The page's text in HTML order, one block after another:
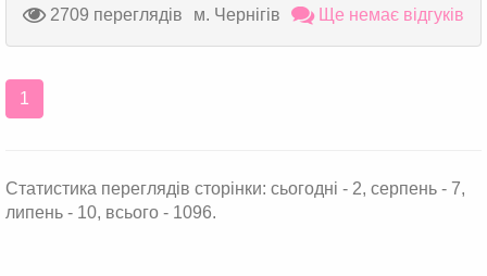
2709 переглядів м. Чернігів Ще немає відгуків
1
Статистика переглядів сторінки: сьогодні - 2, серпень - 7,
липень - 10, всього - 1096.